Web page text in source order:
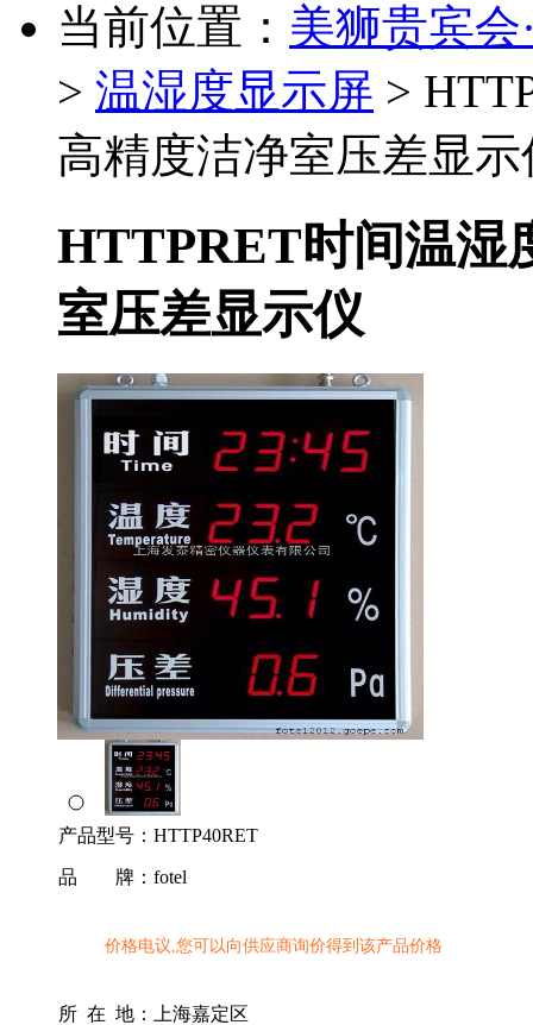
当前位置： 美狮贵宾会
> 温湿度显示屏 >
高精度洁净室压差显示
HTTPRET时间温湿
室压差显示仪
产品型号： HTTP40RET
品 牌： fotel
价格电议,您可以向供应商询价得到该产品价格
所 在 地： 上海嘉定区